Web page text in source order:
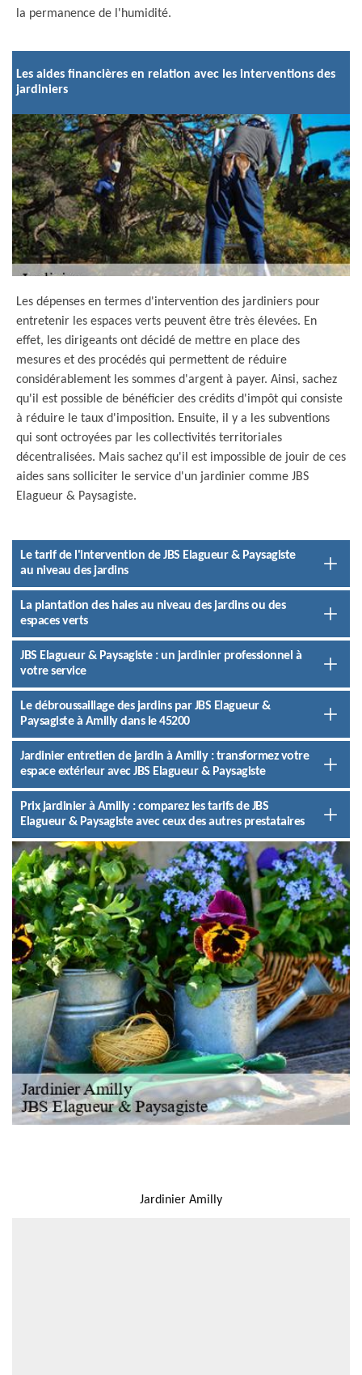
la permanence de l'humidité.
Les aides financières en relation avec les interventions des
jardiniers
Les dépenses en termes d'intervention des jardiniers pour
entretenir les espaces verts peuvent être très élevées. En
effet, les dirigeants ont décidé de mettre en place des
mesures et des procédés qui permettent de réduire
considérablement les sommes d'argent à payer. Ainsi, sachez
qu'il est possible de bénéficier des crédits d'impôt qui consiste
à réduire le taux d'imposition. Ensuite, il y a les subventions
qui sont octroyées par les collectivités territoriales
décentralisées. Mais sachez qu'il est impossible de jouir de ces
aides sans solliciter le service d'un jardinier comme JBS
Elagueur & Paysagiste.
Le tarif de l'intervention de JBS Elagueur & Paysagiste
au niveau des jardins
La plantation des haies au niveau des jardins ou des
espaces verts
JBS Elagueur & Paysagiste : un jardinier professionnel à
votre service
Le débroussaillage des jardins par JBS Elagueur &
Paysagiste à Amilly dans le 45200
Jardinier entretien de jardin à Amilly : transformez votre
espace extérieur avec JBS Elagueur & Paysagiste
Prix jardinier à Amilly : comparez les tarifs de JBS
Elagueur & Paysagiste avec ceux des autres prestataires
Jardinier Amilly